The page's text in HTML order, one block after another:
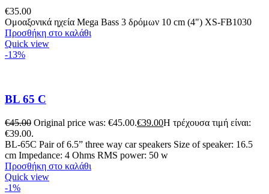
€35.00
Ομοαξονικά ηχεία Mega Bass 3 δρόμων 10 cm (4") XS-FB1030
Προσθήκη στο καλάθι
Quick view
-13%
BL 65 C
€45.00 Original price was: €45.00.€39.00Η τρέχουσα τιμή είναι:
€39.00.
BL-65C Pair of 6.5” three way car speakers Size of speaker: 16.5
cm Impedance: 4 Ohms RMS power: 50 w
Προσθήκη στο καλάθι
Quick view
-1%